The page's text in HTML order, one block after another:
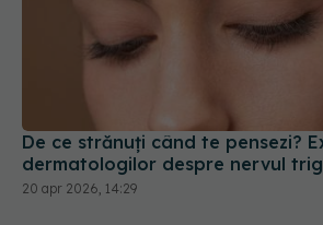
De ce strănuți când te pensezi?
dermatologilor despre nervul